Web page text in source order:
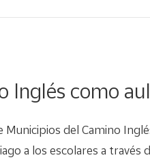
Inglés como
Municipios del Camino
a los escolares a través